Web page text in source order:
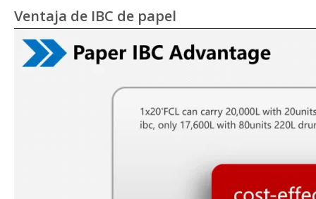
Ventaja de IBC de papel